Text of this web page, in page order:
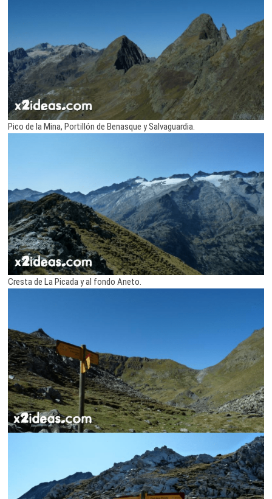
Pico de la Mina, Portillón de Benasque y Salvaguardia.
Cresta de La Picada y al fondo Aneto.